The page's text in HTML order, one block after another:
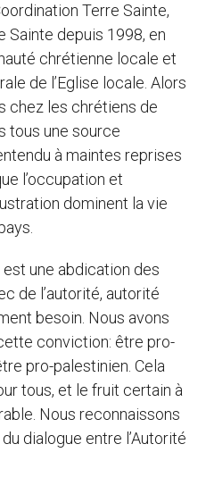
Terre Sainte,
Sainte depuis 1998, en
chrétienne locale et
de l’Eglise locale. Alors
chez les chrétiens de
tous une source
à maintes reprises
l’occupation et
dominent la vie
est une abdication des
de l’autorité, autorité
besoin. Nous avons
conviction: être pro-
pro-palestinien. Cela
tous, et le fruit certain à
Nous reconnaissons
dialogue entre l’Autorité